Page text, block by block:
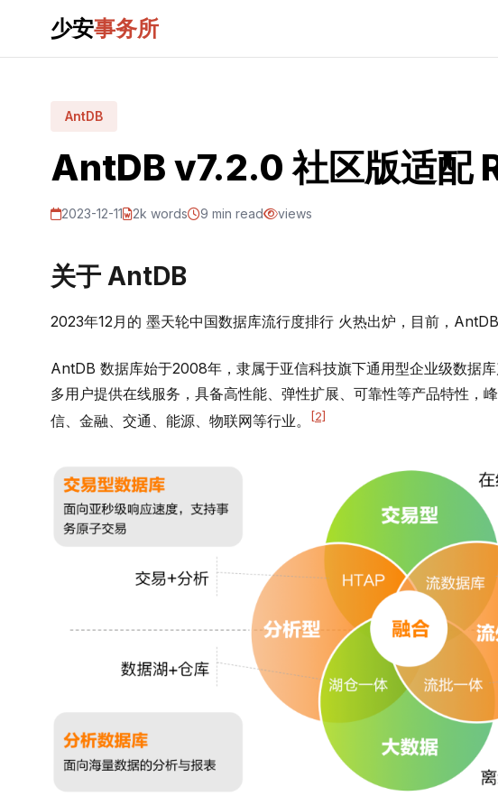
少安事务所
AntDB
AntDB v7.2.0 社区版适配
2023-12-11 2k words 9 min read views
关于 AntDB
2023年12月的 墨天轮中国数据库流行度排行 火热出炉，目前，AntDB
AntDB 数据库始于2008年，隶属于亚信科技旗下通用型企业级数据
多用户提供在线服务，具备高性能、弹性扩展、可靠性等产品特性，
信、金融、交通、能源、物联网等行业。
[2]